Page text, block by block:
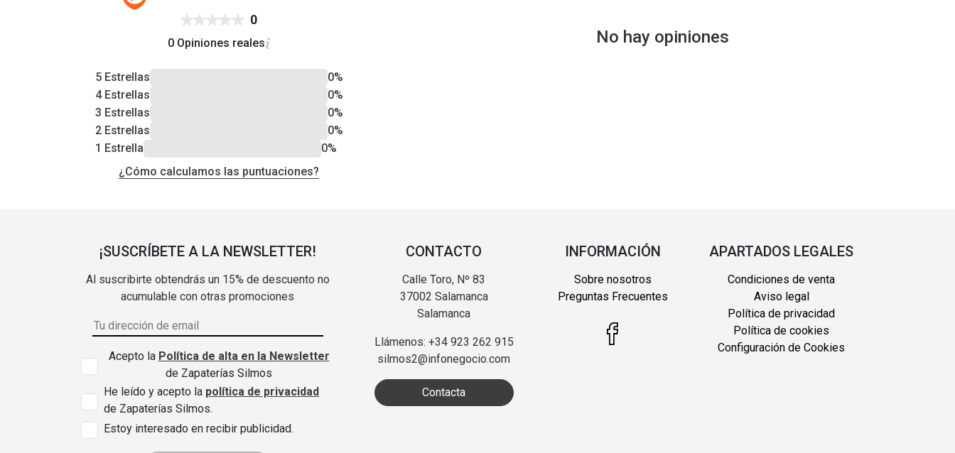
0
0 Opiniones reales
5 Estrellas
0%
4 Estrellas
0%
3 Estrellas
0%
2 Estrellas
0%
1 Estrella
0%
¿Cómo calculamos las puntuaciones?
No hay opiniones
¡SUSCRÍBETE A LA NEWSLETTER!
Al suscribirte obtendrás un 15% de descuento no
acumulable con otras promociones
Acepto la Política de alta en la Newsletter
de Zapaterías Silmos
He leído y acepto la política de privacidad
de Zapaterías Silmos.
Estoy interesado en recibir publicidad.
CONTACTO
Calle Toro, Nº 83
37002 Salamanca
Salamanca
Llámenos: +34 923 262 915
silmos2@infonegocio.com
Contacta
INFORMACIÓN
Sobre nosotros
Preguntas Frecuentes
APARTADOS LEGALES
Condiciones de venta
Aviso legal
Política de privacidad
Política de cookies
Configuración de Cookies